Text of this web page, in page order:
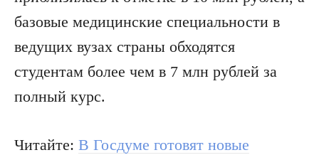
базовые медицинские специальности в
ведущих вузах страны обходятся
студентам более чем в 7 млн рублей за
полный курс.
Читайте: В Госдуме готовят новые